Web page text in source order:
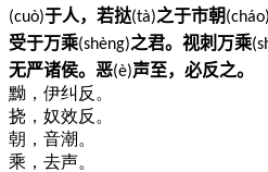
(cuò)于人，若挞(tà)之于市朝(cháo)
受于万乘(shèng)之君。视刺万乘
无严诸侯。恶(è)声至，必反之。
黝，伊纠反。
挠，奴效反。
朝，音潮。
乘，去声。